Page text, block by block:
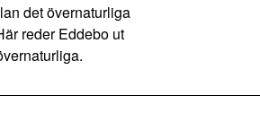
det övernaturliga
reder Eddebo ut